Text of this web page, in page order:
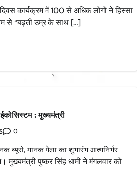
कार्यक्रम में 100 से अधिक लोगों ने हिस्सा
से ‘‘बढ़ती उम्र के साथ […]
: मुख्यमंत्री
0
ब्यूरो, मानक मेला का शुभारंभ आत्मनिर्भर
मुख्यमंत्री पुष्कर सिंह धामी ने मंगलवार को